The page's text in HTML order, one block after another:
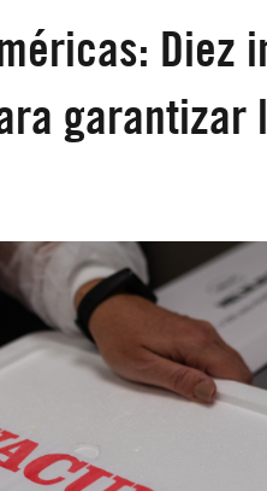
Diez
garantizar